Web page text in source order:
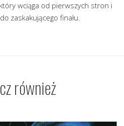
wciąga od pierwszych stron i
zaskakującego finału.
również